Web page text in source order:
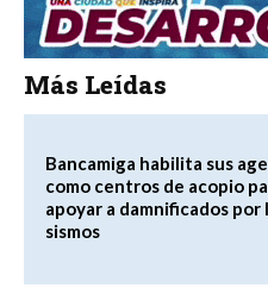
Más Leídas
Bancamiga habilita sus
como centros de acopio
apoyar a damnificados por
sismos